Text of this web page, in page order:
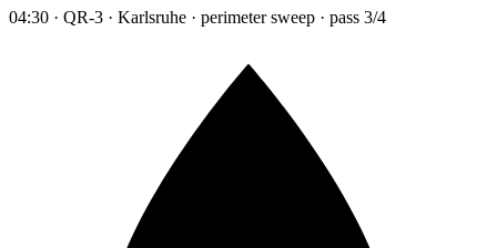
04:30 · QR-3 · Karlsruhe · perimeter sweep · pass 3/4